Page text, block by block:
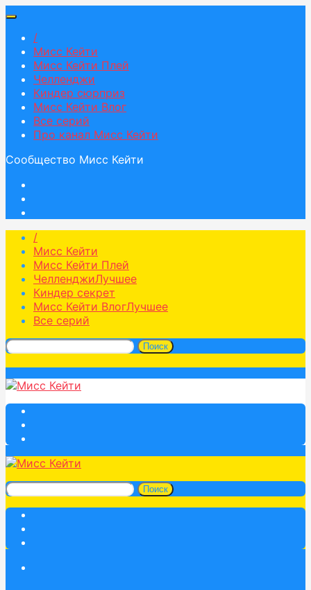
/
Мисс Кейти
Мисс Кейти Плей
Челленджи
Киндер сюрприз
Мисс Кейти Влог
Все серий
Про канал Мисс Кейти
Сообщество Мисс Кейти
/
Мисс Кейти
Мисс Кейти Плей
ЧелленджиЛучшее
Киндер секрет
Мисс Кейти ВлогЛучшее
Все серий
Поиск
Поиск